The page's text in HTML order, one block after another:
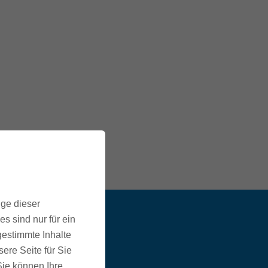
dieser
sind nur für ein
Inhalte
Seite für Sie
können Ihre